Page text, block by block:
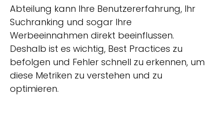
Abteilung kann Ihre Benutzererfahrung, Ihr
Suchranking und sogar Ihre
Werbeeinnahmen direkt beeinflussen.
Deshalb ist es wichtig, Best Practices zu
befolgen und Fehler schnell zu erkennen, um
diese Metriken zu verstehen und zu
optimieren.